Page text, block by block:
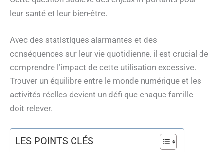
leur santé et leur bien-être.
Avec des statistiques alarmantes et des
conséquences sur leur vie quotidienne, il est crucial de
comprendre l’impact de cette utilisation excessive.
Trouver un équilibre entre le monde numérique et les
activités réelles devient un défi que chaque famille
doit relever.
LES POINTS CLÉS